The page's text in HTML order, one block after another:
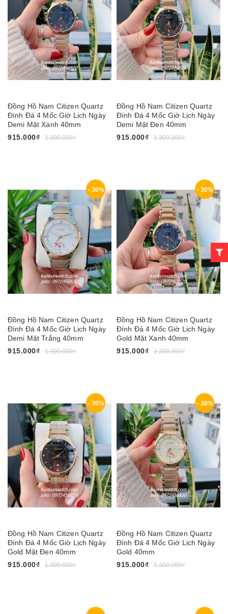
Đồng Hồ Nam Citizen Quartz
Đính Đá 4 Mốc Giờ Lịch Ngày
Demi Mặt Xanh 40mm
915.000₫
1.300.000₫
Đồng Hồ Nam Citizen Quartz
Đính Đá 4 Mốc Giờ Lịch Ngày
Demi Mặt Đen 40mm
915.000₫
1.300.000₫
- 30%
Đồng Hồ Nam Citizen Quartz
Đính Đá 4 Mốc Giờ Lịch Ngày
Demi Mặt Trắng 40mm
915.000₫
1.300.000₫
- 30%
Đồng Hồ Nam Citizen Quartz
Đính Đá 4 Mốc Giờ Lịch Ngày
Gold Mặt Xanh 40mm
915.000₫
1.300.000₫
- 30%
Đồng Hồ Nam Citizen Quartz
Đính Đá 4 Mốc Giờ Lịch Ngày
Gold Mặt Đen 40mm
915.000₫
1.300.000₫
- 30%
Đồng Hồ Nam Citizen Quartz
Đính Đá 4 Mốc Giờ Lịch Ngày
Gold 40mm
915.000₫
1.300.000₫